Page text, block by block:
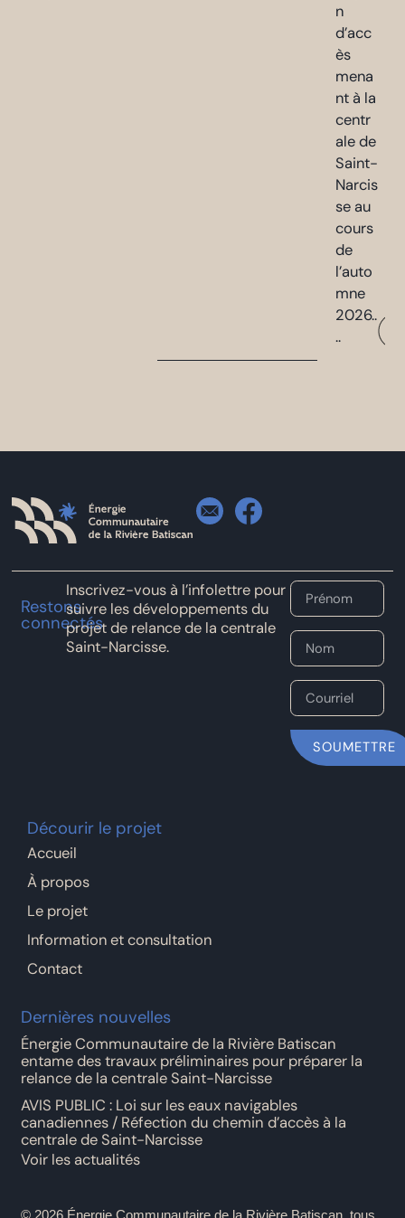
n
d’acc
ès
mena
nt à la
centr
ale de
Saint-
Narcis
se au
cours
de
l’auto
mne
2026..
..
Restons
connectés
Inscrivez-vous à l’infolettre pour
suivre les développements du
projet de relance de la centrale
Saint-Narcisse.
SOUMETTRE
Décourir le projet
Accueil
À propos
Le projet
Information et consultation
Contact
Dernières nouvelles
Énergie Communautaire de la Rivière Batiscan
entame des travaux préliminaires pour préparer la
relance de la centrale Saint-Narcisse
AVIS PUBLIC : Loi sur les eaux navigables
canadiennes / Réfection du chemin d’accès à la
centrale de Saint-Narcisse
Voir les actualités
© 2026 Énergie Communautaire de la Rivière Batiscan, tous